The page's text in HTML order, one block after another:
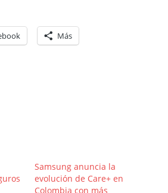
Más
Samsung anuncia la
evolución de Care+ en
Colombia con más